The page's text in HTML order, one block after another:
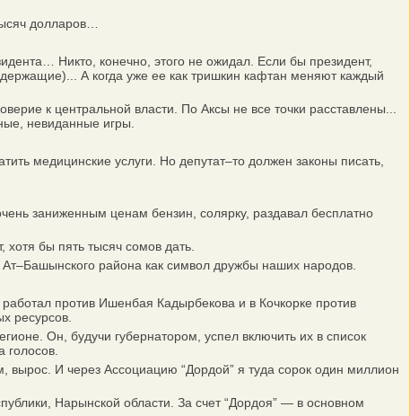
долларов…
Никто, конечно, этого не ожидал. Если бы президент,
А когда уже ее как тришкин кафтан меняют каждый
к центральной власти. По Аксы не все точки расставлены...
невиданные игры.
медицинские услуги. Но депутат–то должен законы писать,
заниженным ценам бензин, солярку, раздавал бесплатно
бы пять тысяч сомов дать.
района как символ дружбы наших народов.
против Ишенбая Кадырбекова и в Кочкорке против
ресурсов.
Он, будучи губернатором, успел включить их в список
И через Ассоциацию “Дордой” я туда сорок один миллион
Нарынской области. За счет “Дордоя” — в основном